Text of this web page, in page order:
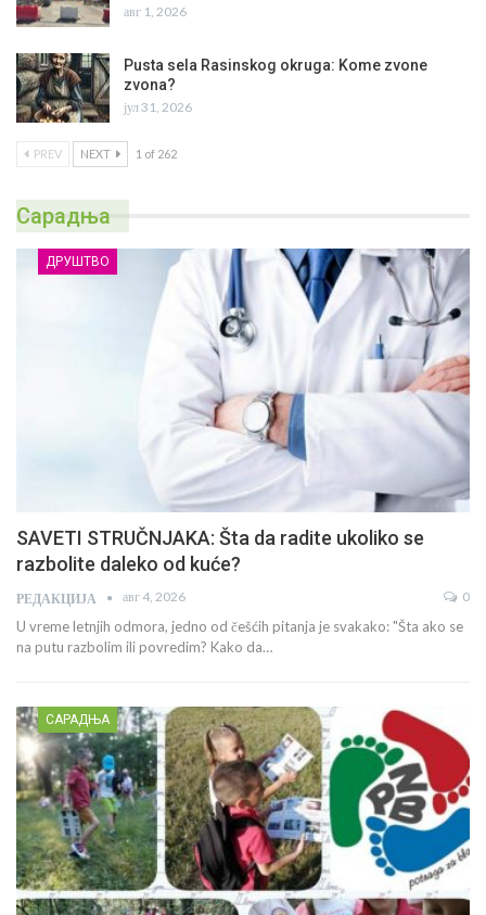
авг 1, 2026
Pusta sela Rasinskog okruga: Kome zvone
zvona?
јул 31, 2026
PREV NEXT 1 of 262
Сарадња
ДРУШТВО
Uspešno sprovedena kampanja „25 za 25“
M.P. јул 9, 2026
Udruženje žena „Peščanik“ je od 11. maja do 19. juna 2026. godine
uspešno realizovalo kampanju prikupljanja…